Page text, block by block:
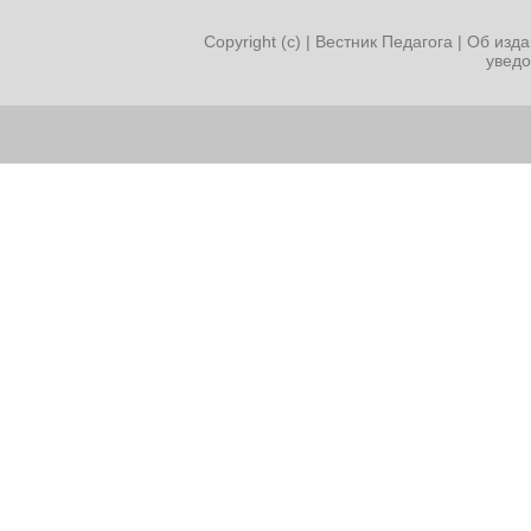
Copyright (c) | Вестник Педагога | Об